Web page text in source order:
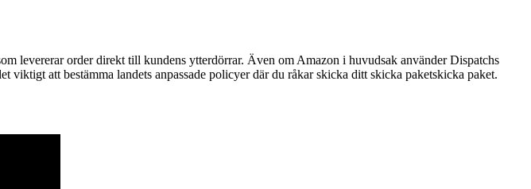
levererar order direkt till kundens ytterdörrar. Även om Amazon i huvudsak använder Dispatchs
viktigt att bestämma landets anpassade policyer där du råkar skicka ditt skicka paketskicka paket.